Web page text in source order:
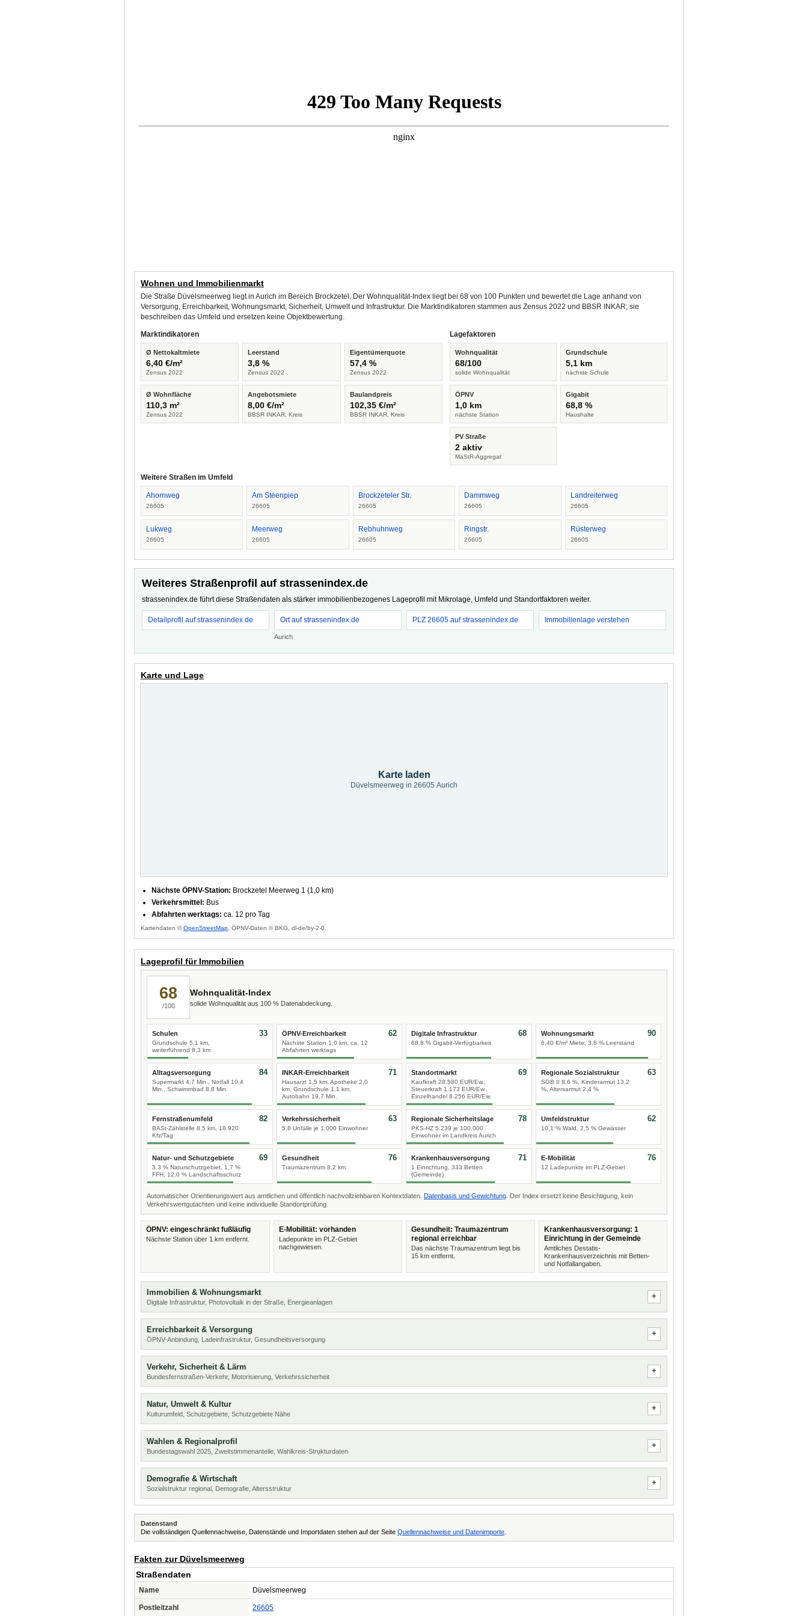
Wohnen und Immobilienmarkt
Die Straße Düvelsmeerweg liegt in Aurich im Bereich Brockzetel. Der Wohnqualität-Index liegt bei 68 von 100 Punkten und bewertet die Lage anhand von
Versorgung, Erreichbarkeit, Wohnungsmarkt, Sicherheit, Umwelt und Infrastruktur. Die Marktindikatoren stammen aus Zensus 2022 und BBSR INKAR; sie
beschreiben das Umfeld und ersetzen keine Objektbewertung.
Marktindikatoren
Ø Nettokaltmiete
6,40 €/m²
Zensus 2022
Leerstand
3,8 %
Zensus 2022
Eigentümerquote
57,4 %
Zensus 2022
Ø Wohnfläche
110,3 m²
Zensus 2022
Angebotsmiete
8,00 €/m²
BBSR INKAR, Kreis
Baulandpreis
102,35 €/m²
BBSR INKAR, Kreis
Lagefaktoren
Wohnqualität
68/100
solide Wohnqualität
Grundschule
5,1 km
nächste Schule
ÖPNV
1,0 km
nächste Station
Gigabit
68,8 %
Haushalte
PV Straße
2 aktiv
MaStR-Aggregat
Weitere Straßen im Umfeld
Ahornweg
26605
Am Steenpiep
26605
Brockzeteler Str.
26605
Dammweg
26605
Landreiterweg
26605
Lukweg
26605
Meerweg
26605
Rebhuhnweg
26605
Ringstr.
26605
Rüsterweg
26605
Weiteres Straßenprofil auf strassenindex.de
strassenindex.de führt diese Straßendaten als stärker immobilienbezogenes Lageprofil mit Mikrolage, Umfeld und Standortfaktoren weiter.
Detailprofil auf strassenindex.de Ort auf strassenindex.de
Aurich
PLZ 26605 auf strassenindex.de Immobilienlage verstehen
Karte und Lage
Karte laden
Düvelsmeerweg in 26605 Aurich
Nächste ÖPNV-Station: Brockzetel Meerweg 1 (1,0 km)
Verkehrsmittel: Bus
Abfahrten werktags: ca. 12 pro Tag
Kartendaten ©OpenStreetMap , ÖPNV-Daten © BKG, dl-de/by-2-0.
Lageprofil für Immobilien
68
/100
Wohnqualität-Index
solide Wohnqualität aus 100 % Datenabdeckung.
Schulen
Grundschule 5,1 km,
weiterführend 8,3 km
33 ÖPNV-Erreichbarkeit
Nächste Station 1,0 km, ca. 12
Abfahrten werktags
62 Digitale Infrastruktur
68,8 % Gigabit-Verfügbarkeit
68 Wohnungsmarkt
6,40 €/m² Miete, 3,8 % Leerstand
90
Alltagsversorgung
Supermarkt 4,7 Min., Notfall 10,4
Min., Schwimmbad 8,8 Min.
84 INKAR-Erreichbarkeit
Hausarzt 1,5 km, Apotheke 2,0
km, Grundschule 1,1 km,
Autobahn 19,7 Min.
71 Standortmarkt
Kaufkraft 28.580 EUR/Ew.,
Steuerkraft 1.173 EUR/Ew.,
Einzelhandel 8.256 EUR/Ew.
69 Regionale Sozialstruktur
SGB II 8,6 %, Kinderarmut 13,2
%, Altersarmut 2,4 %
63
Fernstraßenumfeld
BASt-Zählstelle 8,5 km, 18.920
Kfz/Tag
82 Verkehrssicherheit
5,8 Unfälle je 1.000 Einwohner
63 Regionale Sicherheitslage
PKS-HZ 5.239 je 100.000
Einwohner im Landkreis Aurich
78 Umfeldstruktur
10,1 % Wald, 2,5 % Gewässer
62
Natur- und Schutzgebiete
3,3 % Naturschutzgebiet, 1,7 %
FFH, 12,0 % Landschaftsschutz
69 Gesundheit
Traumazentrum 8,2 km
76 Krankenhausversorgung
1 Einrichtung, 333 Betten
(Gemeinde)
71 E-Mobilität
12 Ladepunkte im PLZ-Gebiet
76
Automatischer Orientierungswert aus amtlichen und öffentlich nachvollziehbaren Kontextdaten. Datenbasis und Gewichtung . Der Index ersetzt keine Besichtigung, kein
Verkehrswertgutachten und keine individuelle Standortprüfung.
ÖPNV: eingeschränkt fußläufig
Nächste Station über 1 km entfernt.
E-Mobilität: vorhanden
Ladepunkte im PLZ-Gebiet
nachgewiesen.
Gesundheit: Traumazentrum
regional erreichbar
Das nächste Traumazentrum liegt bis
15 km entfernt.
Krankenhausversorgung: 1
Einrichtung in der Gemeinde
Amtliches Destatis-
Krankenhausverzeichnis mit Betten-
und Notfallangaben.
Immobilien & Wohnungsmarkt
Digitale Infrastruktur, Photovoltaik in der Straße, Energieanlagen
Erreichbarkeit & Versorgung
ÖPNV-Anbindung, Ladeinfrastruktur, Gesundheitsversorgung
Verkehr, Sicherheit & Lärm
Bundesfernstraßen-Verkehr, Motorisierung, Verkehrssicherheit
Natur, Umwelt & Kultur
Kulturumfeld, Schutzgebiete, Schutzgebiete Nähe
Wahlen & Regionalprofil
Bundestagswahl 2025, Zweitstimmenanteile, Wahlkreis-Strukturdaten
Demografie & Wirtschaft
Sozialstruktur regional, Demografie, Altersstruktur
Datenstand
Die vollständigen Quellennachweise, Datenstände und Importdaten stehen auf der Seite Quellennachweise und Datenimporte
Fakten zur Düvelsmeerweg
Straßendaten
Name Düvelsmeerweg
Postleitzahl 26605